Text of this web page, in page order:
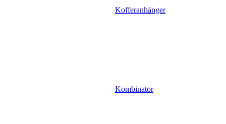
Kofferanhänger
Kombinator